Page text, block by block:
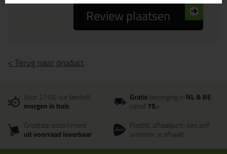
Review plaatsen
< Terug naar product
Voor 21:00 uur besteld
morgen in huis
Gratisbezorging inNL & BE
vanaf75,-
Grootste assortiment
uit voorraad leverbaar
PostNL afhaalpunt: kies zelf
wanneer je afhaalt